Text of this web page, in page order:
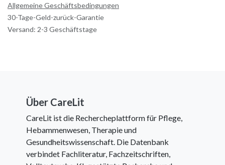
Allgemeine Geschäftsbedingungen
30-Tage-Geld-zurück-Garantie
Versand: 2-3 Geschäftstage
Über CareLit
CareLit ist die Rechercheplattform für Pflege,
Hebammenwesen, Therapie und
Gesundheitswissenschaft. Die Datenbank
verbindet Fachliteratur, Fachzeitschriften,